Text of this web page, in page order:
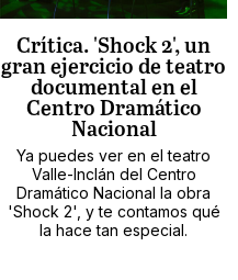
Crítica. 'Shock 2', un
gran ejercicio de teatro
documental en el
Centro Dramático
Nacional
Ya puedes ver en el teatro
Valle-Inclán del Centro
Dramático Nacional la obra
'Shock 2', y te contamos qué
la hace tan especial.